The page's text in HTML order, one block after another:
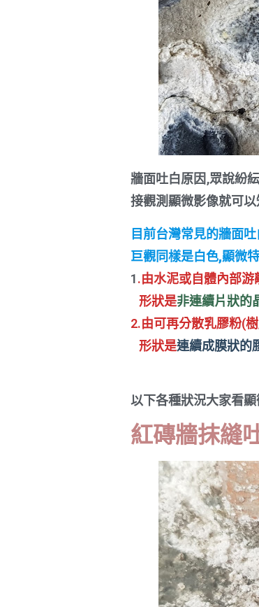
牆面吐白原因,眾說紛
接觀測顯微影像就可
目前台灣常見的牆面
巨觀同樣是白色,顯微
1.由水泥或自體內部游
形狀是非連續片狀的
2.由可再分散乳膠粉(
形狀是連續成膜狀的
以下各種狀況大家看
紅磚牆抹縫